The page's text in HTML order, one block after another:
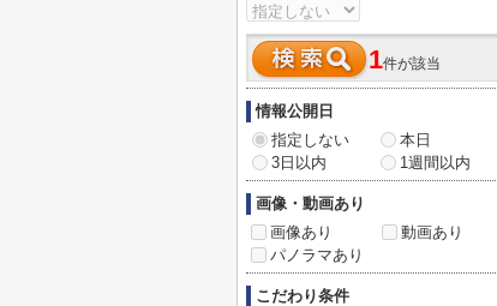
1件が該当
情報公開日
指定しない
本日
3日以内
1週間以内
画像・動画あり
画像あり
動画あり
パノラマあり
こだわり条件